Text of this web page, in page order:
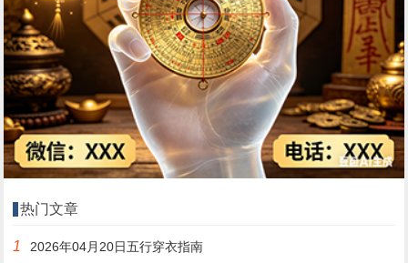
热门文章
1 2026年04月20日五行穿衣指南